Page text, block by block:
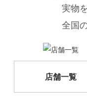
実物
全国
店舗一覧